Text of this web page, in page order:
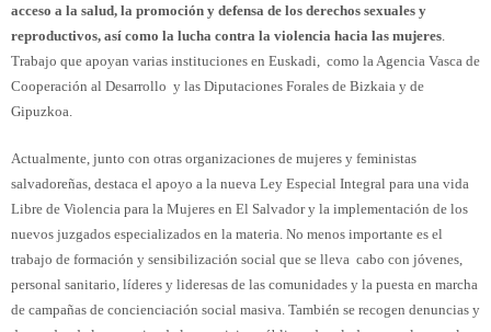
acceso a la salud, la promoción y defensa de los derechos sexuales y
reproductivos, así como la lucha contra la violencia hacia las mujeres.
Trabajo que apoyan varias instituciones en Euskadi, como la Agencia Vasca de
Cooperación al Desarrollo y las Diputaciones Forales de Bizkaia y de
Gipuzkoa.
Actualmente, junto con otras organizaciones de mujeres y feministas
salvadoreñas, destaca el apoyo a la nueva Ley Especial Integral para una vida
Libre de Violencia para la Mujeres en El Salvador y la implementación de los
nuevos juzgados especializados en la materia. No menos importante es el
trabajo de formación y sensibilización social que se lleva cabo con jóvenes,
personal sanitario, líderes y lideresas de las comunidades y la puesta en marcha
de campañas de concienciación social masiva. También se recogen denuncias y